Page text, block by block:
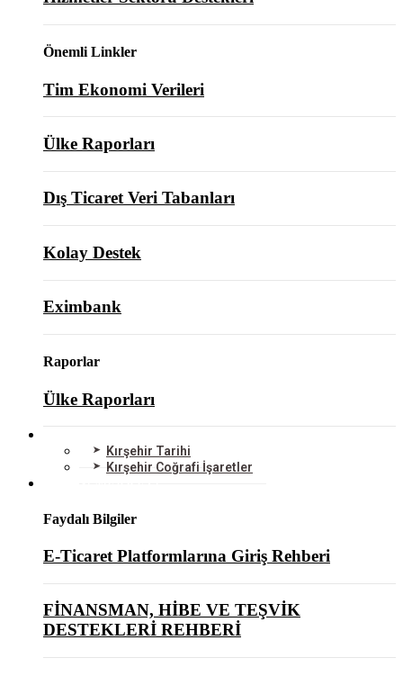
Önemli Linkler
Tim Ekonomi Verileri
Ülke Raporları
Dış Ticaret Veri Tabanları
Kolay Destek
Eximbank
Raporlar
Ülke Raporları
Kırşehir Tarihi
Kırşehir Coğrafi İşaretler
Faydalı Bilgiler
E-Ticaret Platformlarına Giriş Rehberi
FİNANSMAN, HİBE VE TEŞVİK
DESTEKLERİ REHBERİ